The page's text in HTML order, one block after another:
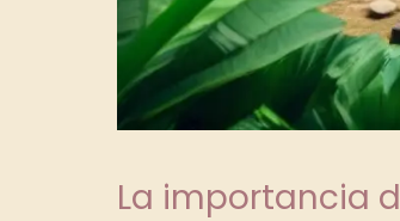
La importancia